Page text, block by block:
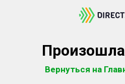
Вернуться на